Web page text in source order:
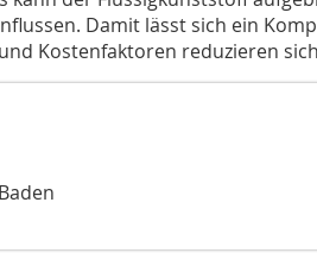
Damit lässt sich ein
Kostenfaktoren reduzieren